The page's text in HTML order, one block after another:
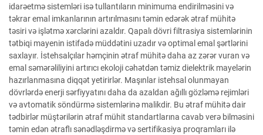
idarəetmə sistemləri isə tullantıların minimuma endirilməsini və
təkrar emal imkanlarının artırılmasını təmin edərək ətraf mühitə
təsiri və işlətmə xərclərini azaldır. Qapalı dövri filtrasiya sistemlərinin
tətbiqi mayenin istifadə müddətini uzadır və optimal emal şərtlərini
saxlayır. İstehsalçılar həmçinin ətraf mühitə daha az zərər vuran və
emal səmərəliliyini artırıcı ekoloji cəhətdən təmiz dielektrik mayelərin
hazırlanmasına diqqət yetirirlər. Maşınlar istehsal olunmayan
dövrlərdə enerji sərfiyyatını daha da azaldan ağıllı gözləmə rejimləri
və avtomatik söndürmə sistemlərinə malikdir. Bu ətraf mühitə dair
tədbirlər müştərilərin ətraf mühit standartlarına cavab verə bilməsini
təmin edən ətraflı sənədləşdirmə və sertifikasiya proqramları ilə